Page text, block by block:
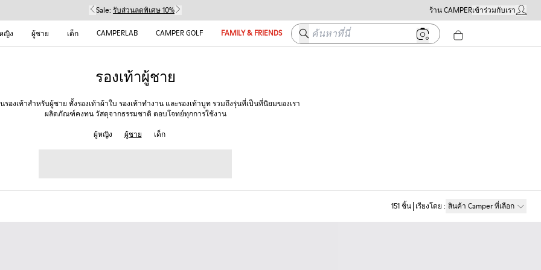
Sale: รับส่วนลดพิเศษ 10% ร้าน CAMPERเข้าร่วมกับเราบัญชีผู้ใ
ญิง
ผู้ชาย เด็ก CAMPERLAB CAMPER GOLF FAMILY & FRIENDS ค้นหาที่นี่
รองเท้าผู้ชาย
รองเท้าสำหรับผู้ชาย ทั้งรองเท้าผ้าใบ รองเท้าทำงาน และรองเท้าบูท รวมถึงรุ่นที่เป็นที่นิยมของเรา
ผลิตภัณฑ์คงทน วัสดุจากธรรมชาติ ตอบโจทย์ทุกการใช้งาน
ผู้หญิง
ผู้ชาย เด็ก
151ชิ้น เรียงโดย : สินค้า Camper ที่เลือก